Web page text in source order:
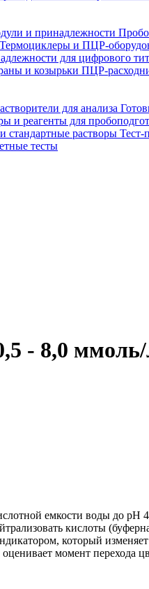
и принадлежности
Термоциклеры и ПЦР-
для цифрового
и козырьки ПЦР-
для анализа
и реагенты для
стандартные растворы Тест-
тесты
- 8,0
емкости воды до
кислоты
который
момент перехода